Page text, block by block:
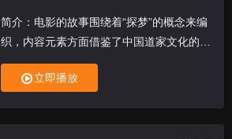
简介：电影的故事围绕着“探梦”的概念来编
织，内容元素方面借鉴了中国道家文化的基
础世界观，将“探梦”发展成为一种让人实现
某种“超越”的途径。创作者想借片中的一个
立即播放